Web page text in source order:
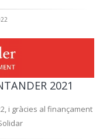
2021
i gràcies al finançament